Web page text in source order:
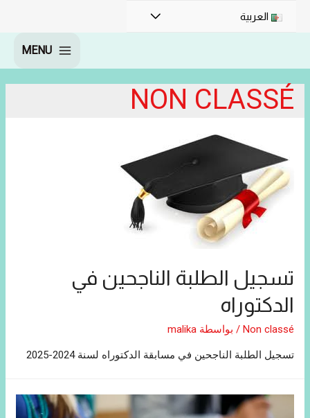
العربية القائمة
MENU
NON CLASSÉ
تسجيل الطلبة الناجحين في
الدكتوراه
Non classé / بواسطة malika
تسجيل الطلبة الناجحين في مسابقة الدكتوراه لسنة 2024-2025